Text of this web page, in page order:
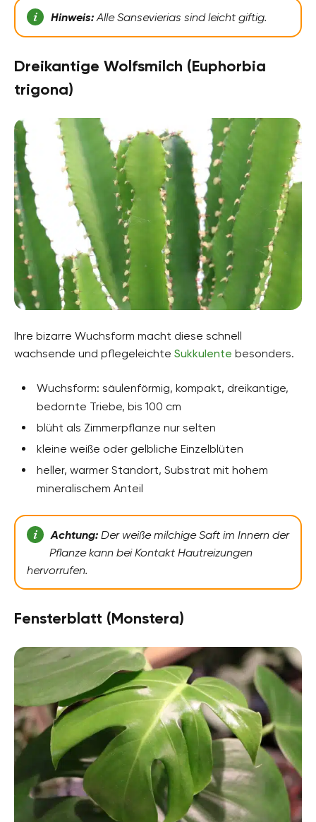
Hinweis:Alle Sansevierias sind leicht giftig.
Dreikantige Wolfsmilch (Euphorbia
trigona)
Ihre bizarre Wuchsform macht diese schnell
wachsende und pflegeleichte Sukkulente besonders.
Wuchsform: säulenförmig, kompakt, dreikantige,
bedornte Triebe, bis 100 cm
blüht als Zimmerpflanze nur selten
kleine weiße oder gelbliche Einzelblüten
heller, warmer Standort, Substrat mit hohem
mineralischem Anteil
Achtung: Der weiße milchige Saft im Innern der
Pflanze kann bei Kontakt Hautreizungen
hervorrufen.
Fensterblatt (Monstera)